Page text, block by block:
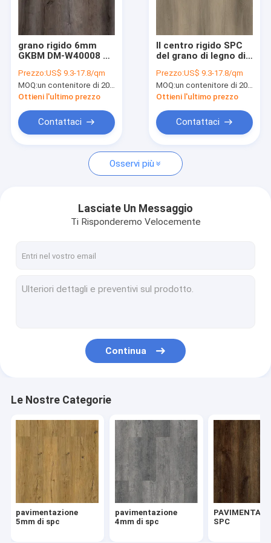
Giro della fabbrica
Contattici
Notizie
Richieda una citazione
pavimentazione 4mm di spc
PAVIMENTAZIONE DI SPC
il centro rigido spc
Pavimentazione di marmo del vinile
Pavimentazione del vinile del granito
Pavimentazione del vinile del cemento
Pavimentazione di pietra del vinile del modello
grano rigido 6mm
GKBM DM-W40008 di
dell'acero di SPC del
centro di 5mm
Prezzo:US$ 9.3-17.8/qm
MOQ:un contenitore di 20FT, o 2500 metri quadri;
Ottieni l'ultimo prezzo
Contattaci
Il centro rigido SPC
del grano di legno di
pavimenta Eco GKBM
amichevole DG-
W50005B-2
Prezzo:US$ 9.3-17.8/qm
MOQ:un contenitore di 20FT, o 2500 metri quadri;
Ottieni l'ultimo prezzo
Contattaci
Osservi più
Lasciate Un Messaggio
Ti Risponderemo Velocemente
Continua
Le Nostre Categorie
pavimentazione
5mm di spc
pavimentazione
4mm di spc
SPC